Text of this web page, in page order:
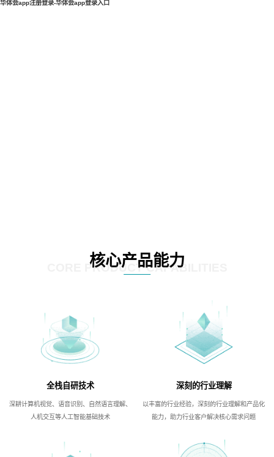
华体会app注册登录-华体会app登录入口
核心产品能力
CORE PRODUCT CAPABILITIES
全栈自研技术
深耕计算机视觉、语音识别、自然语言理解、
人机交互等人工智能基础技术
深刻的行业理解
以丰富的行业经验，深刻的行业理解和产品化
能力，助力行业客户解决核心需求问题